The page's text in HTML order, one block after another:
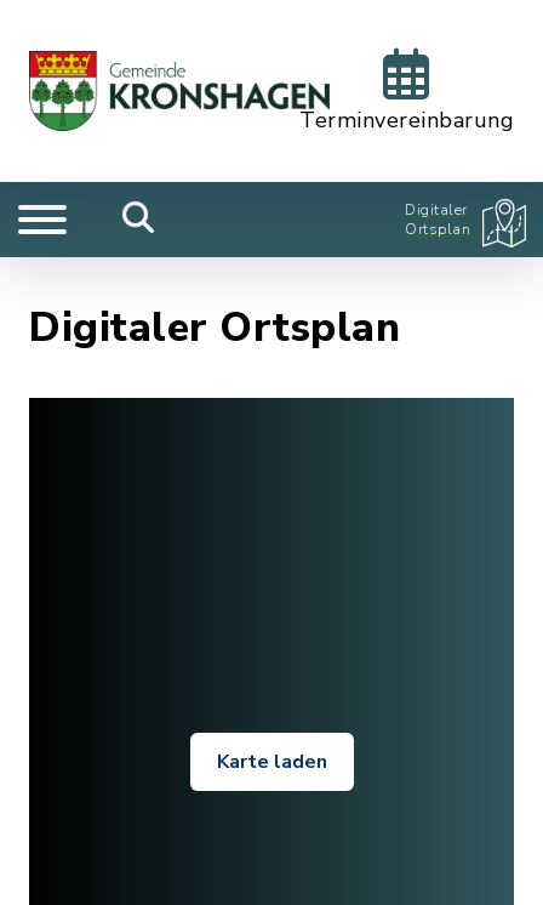
Terminvereinbarung
Digitaler
Ortsplan
Digitaler Ortsplan
Karte laden